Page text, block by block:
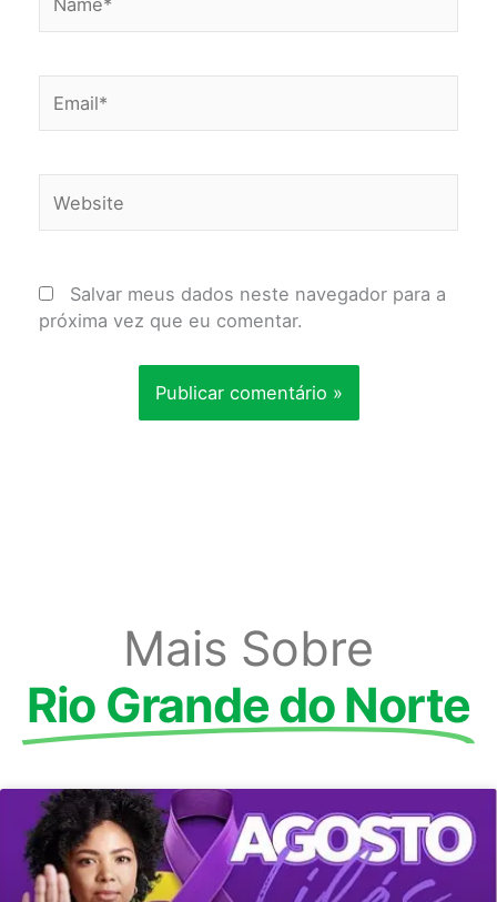
Salvar meus dados neste navegador para a
próxima vez que eu comentar.
Mais Sobre
Rio Grande do Norte